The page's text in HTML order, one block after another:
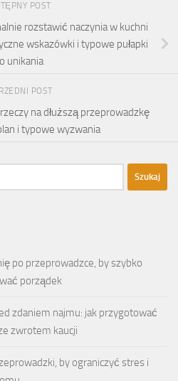
POST
rozstawić naczynia w kuchni
wskazówki i typowe pułapki
unikania
POST
na dłuższą przeprowadzkę
i typowe wyzwania
po przeprowadzce, by szybko
porządek
zdaniem najmu: jak przygotować
zwrotem kaucji
by ograniczyć stres i